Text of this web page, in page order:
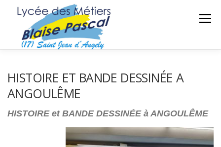
Menu
SECTEUR SPORTIF FORMATIONS ADULTES
HISTOIRE ET BANDE DESSINÉE A
ANGOULÊME
HISTOIRE et BANDE DESSINÉE à ANGOULÊME